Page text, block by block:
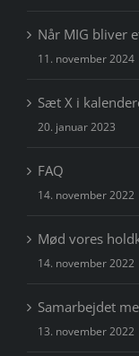
Når MIG bliver
11. november 2024
Sæt X i
20. januar 2023
FAQ
14. november 2022
Mød vores
14. november 2022
Samarbejdet
13. november 2022